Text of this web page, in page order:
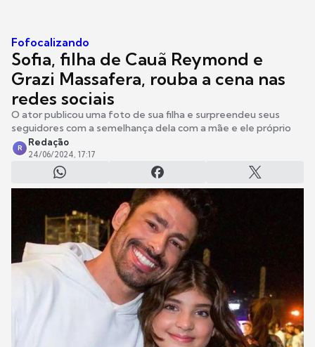
Fofocalizando
Sofia, filha de Cauã Reymond e
Grazi Massafera, rouba a cena nas
redes sociais
O ator publicou uma foto de sua filha e surpreendeu seus
seguidores com a semelhança dela com a mãe e ele próprio
R
Redação
24/06/2024, 17:17